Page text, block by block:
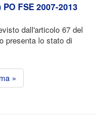
FSE 2007-2013
dall'articolo 67 del
presenta lo stato di
»